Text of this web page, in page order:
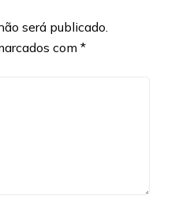
será publicado.
com *